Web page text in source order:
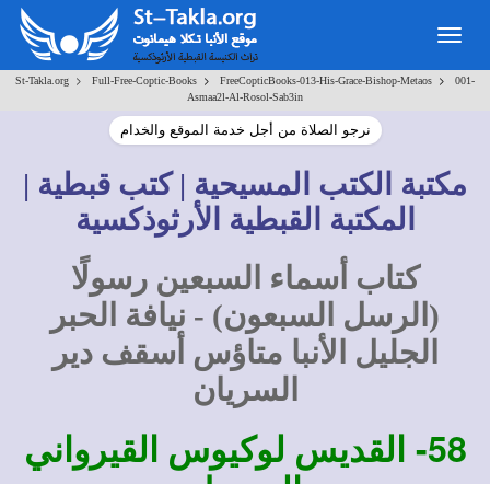
St-Takla.org > Full-Free-Coptic-Books > FreeCopticBooks-013-His-Grace-Bishop-Metaos >
001-
Asmaa2l-Al-Rosol-Sab3in
نرجو الصلاة من أجل خدمة الموقع والخدام
مكتبة الكتب المسيحية | كتب قبطية |
المكتبة القبطية الأرثوذكسية
كتاب أسماء السبعين رسولًا
(الرسل السبعون) - نيافة الحبر
الجليل الأنبا متاؤس أسقف دير
السريان
58-
القديس لوكيوس القيرواني